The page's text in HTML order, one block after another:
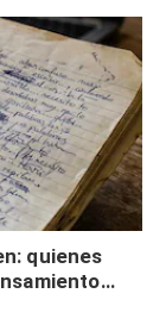
quienes